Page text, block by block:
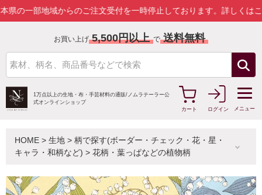
地域からのご注文受付を一時停止しております。詳しくはこちら
お買い上げ 5,500円以上 で 送料無料
1万点以上の生地・布・手芸材料の通販/ ノムラテーラー公
式オンラインショップ
カート
ログイン メニュー
HOME > 生地 > 柄で探す(ボーダー・チェック・花・星・
キャラ・和柄など) > 花柄・葉っぱなどの植物柄